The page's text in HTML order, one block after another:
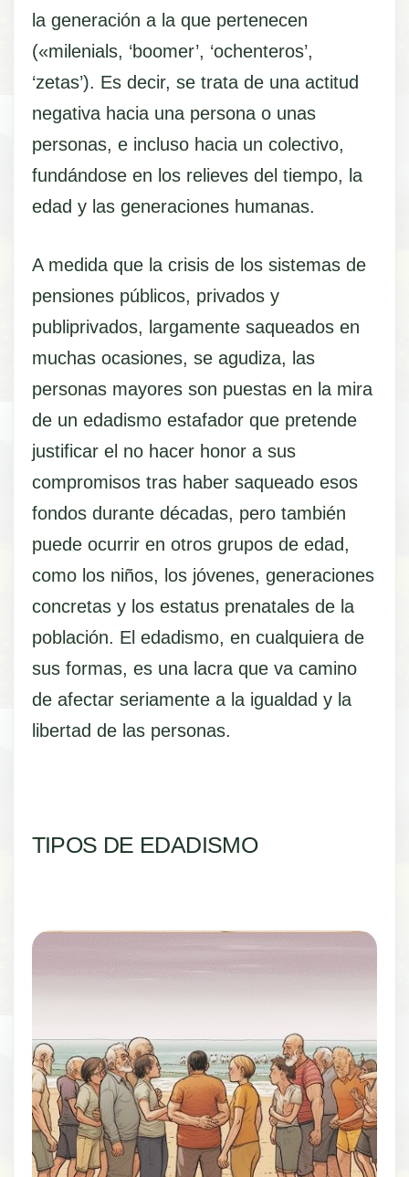
la generación a la que pertenecen
(«milenials, ‘boomer’, ‘ochenteros’,
‘zetas’). Es decir, se trata de una actitud
negativa hacia una persona o unas
personas, e incluso hacia un colectivo,
fundándose en los relieves del tiempo, la
edad y las generaciones humanas.
A medida que la crisis de los sistemas de
pensiones públicos, privados y
publiprivados, largamente saqueados en
muchas ocasiones, se agudiza, las
personas mayores son puestas en la mira
de un edadismo estafador que pretende
justificar el no hacer honor a sus
compromisos tras haber saqueado esos
fondos durante décadas, pero también
puede ocurrir en otros grupos de edad,
como los niños, los jóvenes, generaciones
concretas y los estatus prenatales de la
población. El edadismo, en cualquiera de
sus formas, es una lacra que va camino
de afectar seriamente a la igualdad y la
libertad de las personas.
TIPOS DE EDADISMO